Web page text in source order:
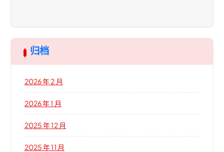
归档
2026 年 2 月
2026 年 1 月
2025 年 12 月
2025 年 11 月